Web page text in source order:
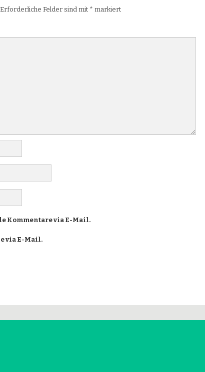
Erforderliche Felder sind mit * markiert
Kommentare via E-Mail.
via E-Mail.